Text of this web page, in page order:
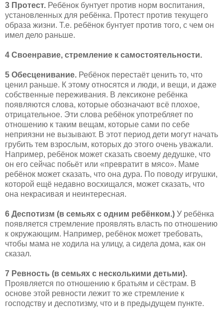
3 Протест. Ребёнок бунтует против норм воспитания,
установленных для ребёнка. Протест против текущего
образа жизни. Т.е. ребёнок бунтует против того, с чем он
имел дело раньше.
4 Своенравие, стремление к самостоятельности.
5 Обесценивание. Ребёнок перестаёт ценить то, что
ценил раньше. К этому относятся и люди, и вещи, и даже
собственные переживания. В лексиконе ребёнка
появляются слова, которые обозначают всё плохое,
отрицательное. Эти слова ребёнок употребляет по
отношению к таким вещам, которые сами по себе
неприязни не вызывают. В этот период дети могут начать
грубить тем взрослым, которых до этого очень уважали.
Например, ребёнок может сказать своему дедушке, что
он его сейчас побьёт или «превратит в мясо». Маме
ребёнок может сказать, что она дура. По поводу игрушки,
которой ещё недавно восхищался, может сказать, что
она некрасивая и неинтересная.
6 Деспотизм (в семьях с одним ребёнком.) У ребёнка
появляется стремление проявлять власть по отношению
к окружающим. Например, ребёнок может требовать,
чтобы мама не ходила на улицу, а сидела дома, как он
сказал.
7 Ревность (в семьях с несколькими детьми).
Проявляется по отношению к братьям и сёстрам. В
основе этой ревности лежит то же стремление к
господству и деспотизму, что и в предыдущем пункте.